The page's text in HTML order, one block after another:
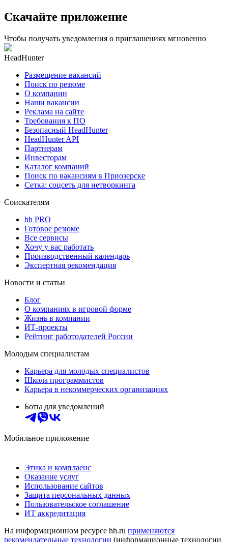
Скачайте приложение
Чтобы получать уведомления о приглашениях мгновенно
HeadHunter
Размещение вакансий
Поиск по резюме
О компании
Наши вакансии
Реклама на сайте
Требования к ПО
Безопасный HeadHunter
HeadHunter API
Партнерам
Инвесторам
Каталог компаний
Поиск по вакансиям в Приозерске
Сетка: соцсеть для нетворкинга
Соискателям
hh PRO
Готовое резюме
Все сервисы
Хочу у вас работать
Производственный календарь
Экспертная рекомендация
Новости и статьи
Блог
О компаниях в игровой форме
Жизнь в компании
ИТ-проекты
Рейтинг работодателей России
Молодым специалистам
Карьера для молодых специалистов
Школа программистов
Карьера в некоммерческих организациях
Боты для уведомлений
Мобильное приложение
Этика и комплаенс
Оказание услуг
Использование сайтов
Защита персональных данных
Пользовательское соглашение
ИТ аккредитация
На информационном ресурсе hh.ru применяются
рекомендательные технологии (информационные технологии